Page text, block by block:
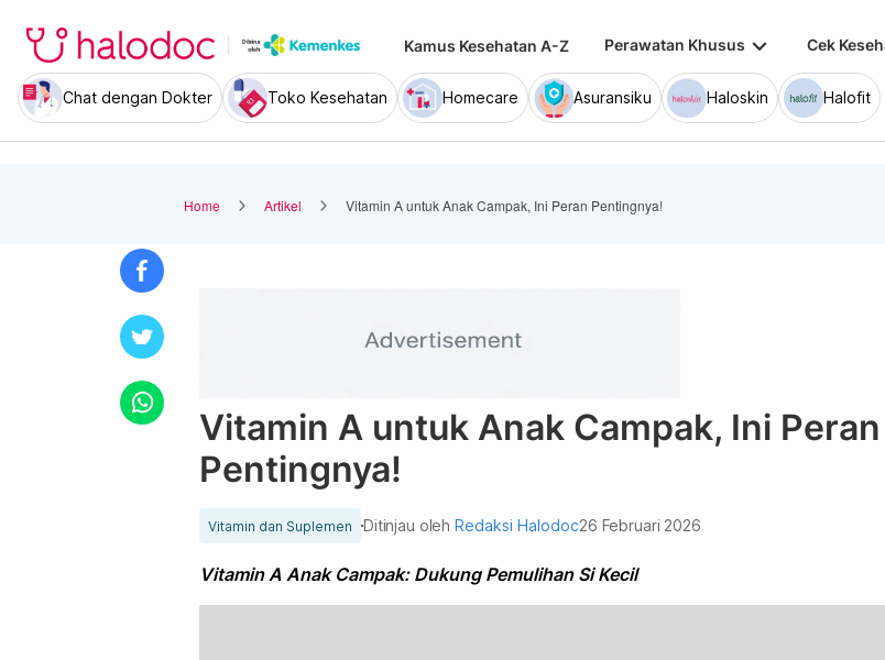
Kamus Kesehatan A-Z Perawatan Khusus keyboard_arrow_down Cek
Chat dengan Dokter Toko Kesehatan Homecare Asuransiku Haloskin Halofit
Home Artikel Vitamin A untuk Anak Campak, Ini Peran Pentingnya!
Vitamin A untuk Anak Campak, Ini Peran
Pentingnya!
Vitamin dan Suplemen Ditinjau olehRedaksi Halodoc26 Februari 2026
Vitamin A Anak Campak: Dukung Pemulihan Si Kecil